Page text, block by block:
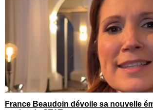
France Beaudoin dévoile sa nouvelle